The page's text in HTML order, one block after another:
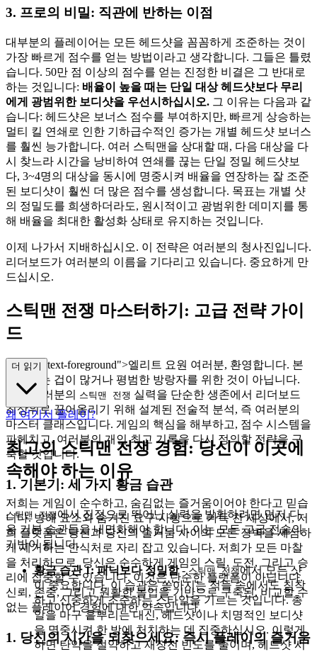
3. 프로의 비밀: 직관에 반하는 이점
대부분의 플레이어는 모든 헤드샷을 꼼꼼하게 조준하는 것이
가장 빠르게 점수를 얻는 방법이라고 생각합니다. 그들은 틀렸
습니다. 50만 점 이상의 점수를 얻는 진정한 비결은 그 반대로
하는 것입니다: 배율이 높을 때는 단일 대상 헤드샷보다 무리
에게 광범위한 보디샷을 우선시하십시오. 그 이유는 다음과 같
습니다: 헤드샷은 보너스 점수를 부여하지만, 빠르게 상승하는
멀티 킬 연쇄로 인한 기하급수적인 증가는 개별 헤드샷 보너스
를 훨씬 능가합니다. 여러 스틱맨을 상대할 때, 다음 대상을 다
시 찾느라 시간을 낭비하여 연쇄를 끊는 단일 정밀 헤드샷보
다, 3~4명의 대상을 동시에 명중시켜 배율을 연장하는 잘 조준
된 보디샷이 훨씬 더 많은 점수를 생성합니다. 목표는 개별 샷
의 정밀도를 희생하더라도, 원시적이고 광범위한 데미지를 통
해 배율을 최대한 활성화 상태로 유지하는 것입니다.
이제 나가서 지배하십시오. 이 전략은 여러분의 청사진입니다.
리더보드가 여러분의 이름을 기다리고 있습니다. 중요하게 만
드십시오.
스틱맨 전쟁 마스터하기: 고급 전략 가이
드
s="mb-4 text-foreground">엘리트 요원 여러분, 환영합니다. 본
가이드는 겁이 많거나 평범한 방랑자를 위한 것이 아닙니다.
이는 여러분의 스틱맨 전쟁 실력을 단순한 생존에서 리더보드
최상위로 끌어올리기 위해 설계된 전술적 분석, 즉 여러분의
마스터 클래스입니다. 게임의 핵심을 해부하고, 점수 시스템을
파헤치고, 여러분의 개인 최고 기록을 다시 정의할 전략을 구
축할 것입니다.
1. 기본기: 세 가지 황금 습관
스틱맨 전쟁 에서 진정으로 뛰어난 실력을 발휘하려면 먼저 다
음 기본 습관들을 내면화해야 합니다. 이는 모든 고급 전술의
기반이 됩니다.
황금 습관 1: 패닉보다 정밀함-스틱맨 전쟁에서 모든 샷
이 중요합니다. 이 습관은 쏟아지는 적들 속에서도 침착
하고 신중하게 조준하는 스타일을 기르는 것입니다. 총
알을 마구 흩뿌리는 대신, 헤드샷이나 치명적인 보디샷
을 명중시켜 한 방에 처치하는 데 집중하십시오. 이렇게
하면 탄약을 절약하고 재장전 빈도를 줄이며, 헤드샷 시
더 읽기
왜 여기서 플레이?
최고의 스틱맨 전쟁 경험: 당신이 이곳에
속해야 하는 이유
저희는 게임이 순수하고, 숨김없는 즐거움이어야 한다고 믿습
니다. 방해 요소와 숨겨진 요구 사항으로 가득 찬 세상에서, 저
희 플랫폼은 당신과 당신의 즐거움 사이의 모든 장벽을 세심하
게 제거하는 안식처로 자리 잡고 있습니다. 저희가 모든 마찰
을 처리하므로, 당신은 순수하게 게임의 스릴, 도전, 그리고 승
리에 집중할 수 있습니다. 이것은 단순한 플랫폼이 아닙니다.
신뢰, 존중, 그리고 원활한 몰입을 기반으로 구축된, 비교할 수
없는 플레이어 경험에 대한 약속입니다.
1. 당신의 시간을 되찾으세요: 즉시 플레이의 즐거움